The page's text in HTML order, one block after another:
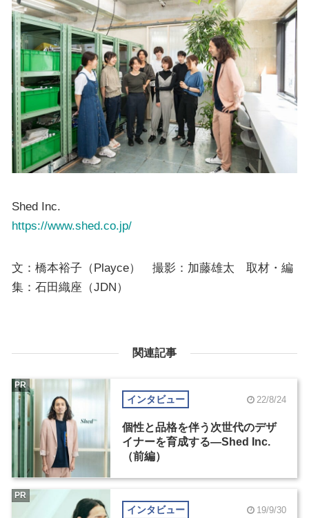
Shed Inc.
https://www.shed.co.jp/
文：橋本裕子（Playce） 撮影：加藤雄太 取材・編
集：石田織座（JDN）
関連記事
インタビュー 22/8/24
個性と品格を伴う次世代のデザ
イナーを育成する―Shed Inc.
（前編）
PR
インタビュー 19/9/30
PR